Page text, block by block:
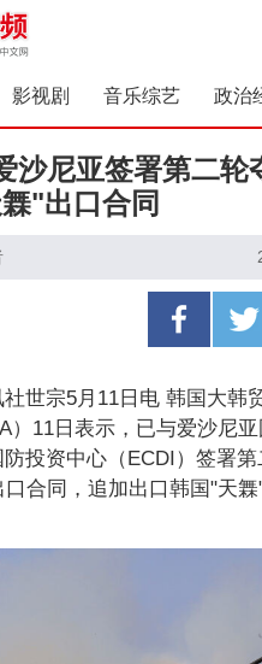
影视剧 音乐综艺 政治
沙尼亚签署第二轮
"出口合同
世宗5月11日电 韩国大韩
）11日表示，已与爱沙尼
投资中心（ECDI）签署
口合同，追加出口韩国"天